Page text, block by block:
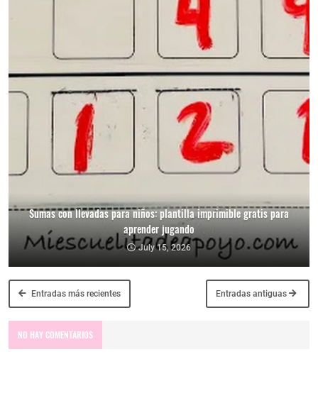
Sumas con llevadas para niños: plantilla imprimible gratis para
aprender jugando
July 15, 2026
Entradas más recientes Entradas antiguas
NO HAY COMENTARIOS